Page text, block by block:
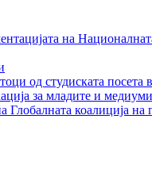
на
од студиската посета
за младите и
коалиција